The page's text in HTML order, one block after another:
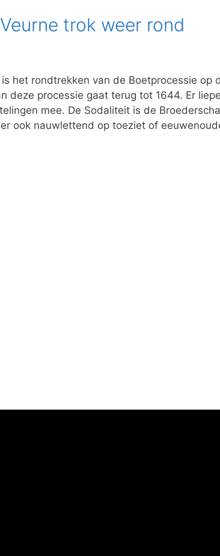
trok weer rond
het rondtrekken van de Boetprocessie op
deze processie gaat terug tot 1644. Er
mee. De Sodaliteit is de
ook nauwlettend op toeziet of